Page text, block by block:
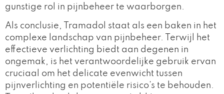
gunstige rol in pijnbeheer te waarborgen.
Als conclusie, Tramadol staat als een baken in het
complexe landschap van pijnbeheer. Terwijl het
effectieve verlichting biedt aan degenen in
ongemak, is het verantwoordelijke gebruik ervan
cruciaal om het delicate evenwicht tussen
pijnverlichting en potentiële risico’s te behouden.